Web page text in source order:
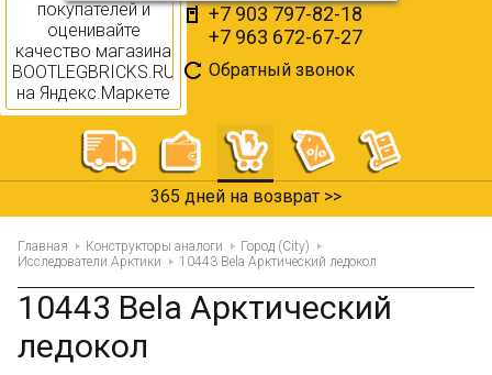
+7 903 797-82-18
+7 963 672-67-27
Обратный звонок
365 дней на возврат >>
Главная Конструкторы аналоги
Город (City)
Исследователи Арктики
10443 Bela Арктический ледокол
10443 Bela Арктический
ледокол